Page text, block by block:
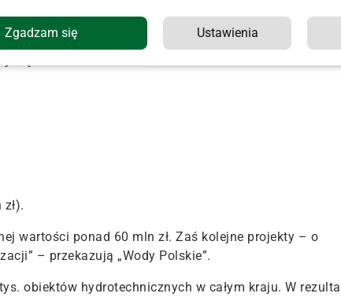
i piętrzenie
realizują zadania o charakterze
się one liczbowo tak:
wartości ponad 60 mln zł. Zaś kolejne projekty – o
– przekazują „Wody Polskie”.
obiektów hydrotechnicznych w całym kraju. W
Zgadzam się Ustawienia